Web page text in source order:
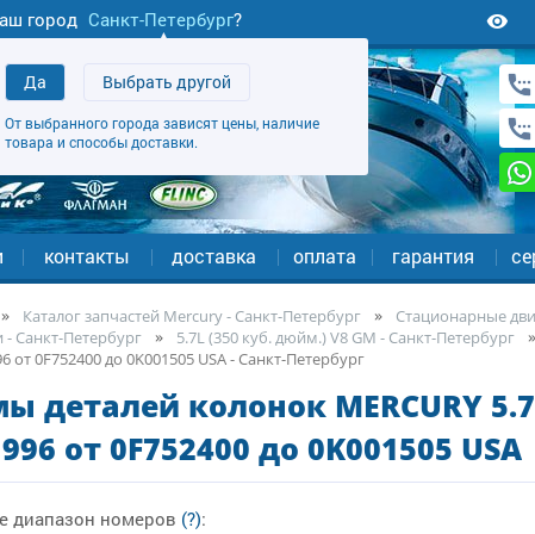
город Санкт-Петербург?
Да Выбрать другой
От выбранного города зависят цены, наличие
товара и способы доставки.
контакты доставка оплата гарантия
Каталог запчастей Mercury - Санкт-Петербург Стационарные
- Санкт-Петербург
5.7L (350 куб. дюйм.) V8 GM - Санкт-Петербург
от 0F752400 до 0K001505 USA - Санкт-Петербург
деталей колонок MERCURY
от 0F752400 до 0K001505 USA
диапазон номеров (?):